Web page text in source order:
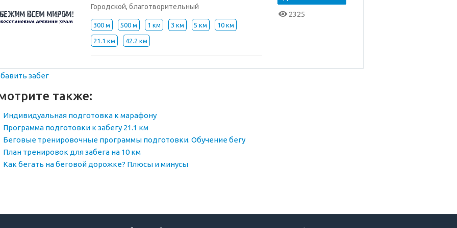
2325
Городской, благотворительный
300 м 500 м 1 км 3 км 5 км 10 км
21.1 км 42.2 км
забег
также:
Индивидуальная подготовка к марафону
Программа подготовки к забегу 21.1 км
Беговые тренировочные программы подготовки. Обучение бегу
План тренировок для забега на 10 км
Как бегать на беговой дорожке? Плюсы и минусы